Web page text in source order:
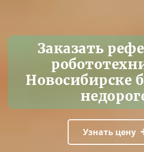
Заказать
Новосибирске
Узнать цену